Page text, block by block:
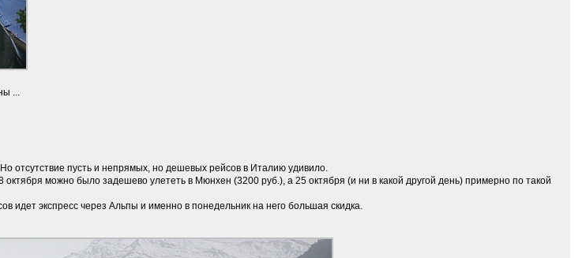
...
отсутствие пусть и непрямых, но дешевых рейсов в Италию удивило.
октября можно было задешево улететь в Мюнхен (3200 руб.), а 25 октября (и ни в какой другой день) примерно по такой
экспресс через Альпы и именно в понедельник на него большая скидка.